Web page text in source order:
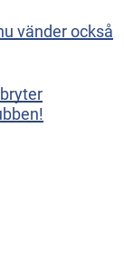
vänder också